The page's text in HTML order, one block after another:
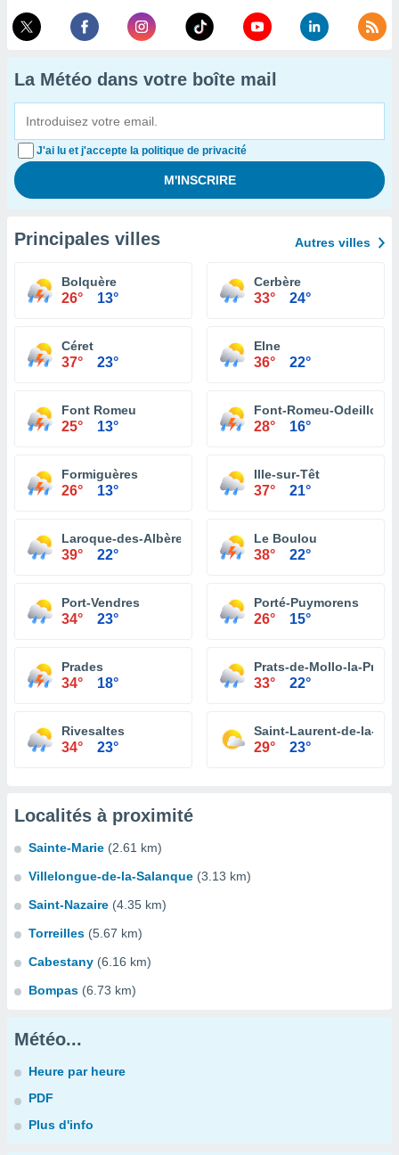
La Météo dans votre boîte mail
J'ai lu et j'accepte la politique de privacité
Principales villes Autres villes
Bolquère
26° 13°
Cerbère
33° 24°
Céret
37° 23°
Elne
36° 22°
Font Romeu
25° 13°
Font-Romeu-Odeillo-
28° 16°
Formiguères
26° 13°
Ille-sur-Têt
37° 21°
Laroque-des-Albères
39° 22°
Le Boulou
38° 22°
Port-Vendres
34° 23°
Porté-Puymorens
26° 15°
Prades
34° 18°
Prats-de-Mollo-la-
33° 22°
Rivesaltes
34° 23°
Saint-Laurent-de-la-
29° 23°
Localités à proximité
Sainte-Marie (2.61 km)
Villelongue-de-la-Salanque (3.13 km)
Saint-Nazaire (4.35 km)
Torreilles (5.67 km)
Cabestany (6.16 km)
Bompas (6.73 km)
Météo...
Heure par heure
PDF
Plus d'info